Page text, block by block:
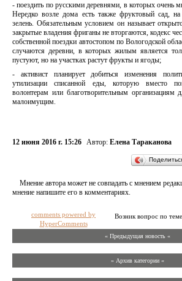
- поездить по русскими деревнями, в которых очень
Нередко возле дома есть также фруктовый сад,
зелень. Обязательным условием он называет
закрытые владения фриганы не вторгаются, кодекс
собственной поездки автостопом по Вологодской
случаются деревни, в которых жилым является
пустуют, но на участках растут фрукты и ягоды;
- активист планирует добиться изменения
утилизации списанной еды, которую вместо
волонтерам или благотворительным организациям
малоимущим.
12 июня 2016 г. 15:26 Автор: Елена Тараканова
Мнение автора может не совпадать с мнением
мнение напишите его в комментариях.
Возник вопрос по
comments powered by
HyperComments
« Предыдущая новость «
» Архив категории «